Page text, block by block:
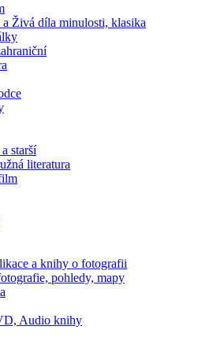
Živá díla minulosti, klasika
starší
literatura
a knihy o fotografii
pohledy, mapy
Audio knihy